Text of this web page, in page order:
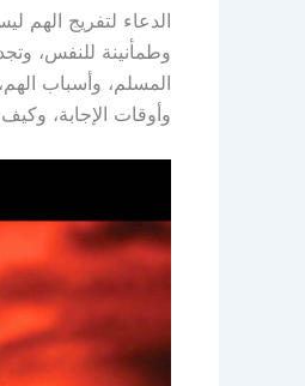
الدعاء لتفريج الهم
وطمأنينة للنفس،
المسلم، وأسباب
وأوقات الإجابة،